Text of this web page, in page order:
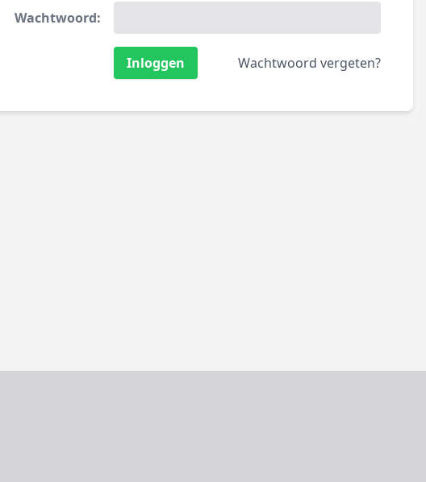
Wachtwoord:
Wachtwoord vergeten?